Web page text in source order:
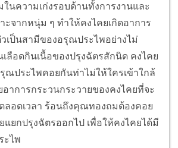
นความเก่งรอบด้านทั้งการงานและ
ะจากหนุ่ม ๆ ทำให้คงไคยเกิดอาการ
เป็นสามีของอรุณประไพอย่างไม่
ลือดกินเนื้อของปรุงฉัตรสักนิด คงไคย
ณประไพคอยกันท่าไม่ให้ใครเข้าใกล้
าการกระวนกระวายของคงไคยที่จะ
ลอดเวลา ร้อนถึงคุณทองถมต้องคอย
ยกปรุงฉัตรออกไป เพื่อให้คงไคยได้มี
ะไพ